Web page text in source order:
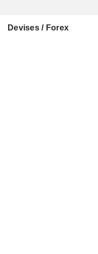
Devises / Forex